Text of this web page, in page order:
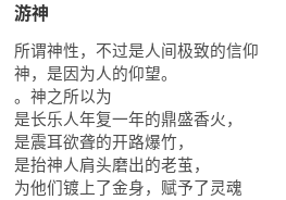
游神
所谓神性，不过是人间极致的信仰
神，是因为人的仰望。
。神之所以为
是长乐人年复一年的鼎盛香火，
是震耳欲聋的开路爆竹，
是抬神人肩头磨出的老茧，
为他们镀上了金身，赋予了灵魂